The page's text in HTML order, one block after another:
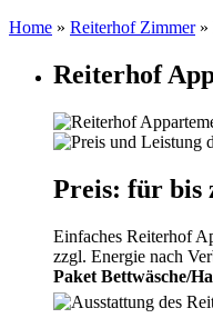
Home » Reiterhof Zimmer»
Reiterhof
Preis: für bis
Einfaches Reiterhof
zzgl. Energie nach
Paket Bettwäsche/